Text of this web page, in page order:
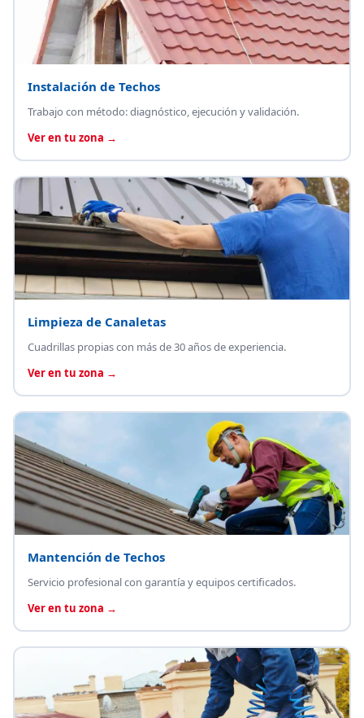
Instalación de Techos
Trabajo con método: diagnóstico, ejecución y validación.
Ver en tu zona →
Limpieza de Canaletas
Cuadrillas propias con más de 30 años de experiencia.
Ver en tu zona →
Mantención de Techos
Servicio profesional con garantía y equipos certificados.
Ver en tu zona →